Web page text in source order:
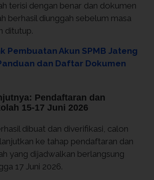
terisi dengan benar dan dokumen
berhasil diunggah sebelum masa
ditutup.
Pembuatan Akun SPMB Jateng
dan Daftar Dokumen
Pendaftaran dan
15-17 Juni 2026
dibuat dan diverifikasi, calon
ke tahap pendaftaran dan
yang dijadwalkan berlangsung
17 Juni 2026.